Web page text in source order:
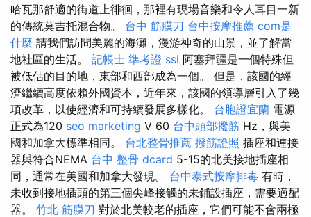
哈瓦那舒適的街道上徘徊，那裡有現場音樂和令人耳目一新
的傳統莫吉托混合物。 台中 筋膜刀 台中按摩推薦 com是
什麼 請我們訪問美麗的海灘，漫游神奇的山景，並了解當
地社區的生活。 記帳士 準考證 ssl 阿塞拜疆是一個特殊但
被低估的目的地，東部和西部成為一個。 但是，該國的經
濟繼續高度依賴外國資本，近年來，該國的領導層引入了幾
項改革，以使經濟和可持續發展多樣化。 台胞證宜蘭 電源
正式為120 seo marketing V 60 台中頭部撥筋 Hz，與美
國和加拿大標準相同。 台北整骨推薦 撥筋證照 插座和連接
器與符合NEMA 台中 整骨 dcard 5-15的北美接地插座相
同，通常在美國和加拿大發現。 台中泰式按摩排毒 有時，
未收到接地插頭的第三個尖峰接觸的未鋪設插座，需要適配
器。 竹北 筋膜刀 對於北美較老的插座，它們可能不會兩極